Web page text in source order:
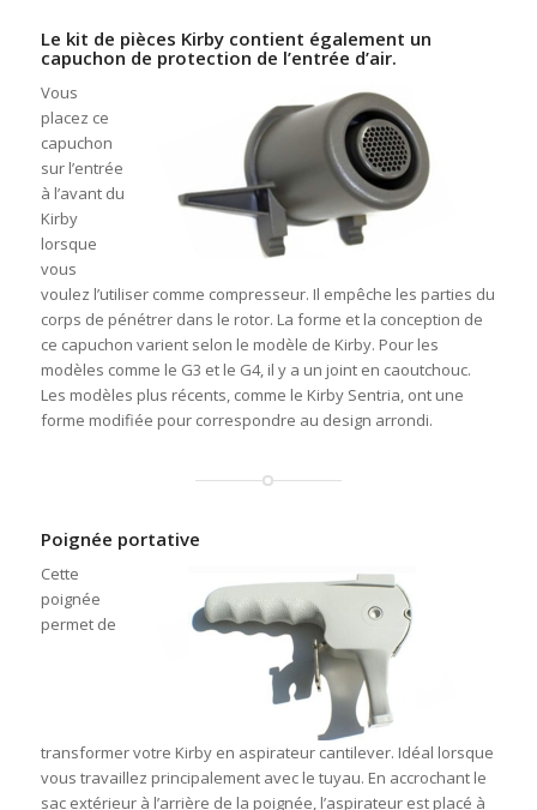
Le kit de pièces Kirby contient également un
capuchon de protection de l’entrée d’air.
Vous
placez ce
capuchon
sur l’entrée
à l’avant du
Kirby
lorsque
vous
voulez l’utiliser comme compresseur. Il empêche les parties du
corps de pénétrer dans le rotor. La forme et la conception de
ce capuchon varient selon le modèle de Kirby. Pour les
modèles comme le G3 et le G4, il y a un joint en caoutchouc.
Les modèles plus récents, comme le Kirby Sentria, ont une
forme modifiée pour correspondre au design arrondi.
Poignée portative
Cette
poignée
permet de
transformer votre Kirby en aspirateur cantilever. Idéal lorsque
vous travaillez principalement avec le tuyau. En accrochant le
sac extérieur à l’arrière de la poignée, l’aspirateur est placé à